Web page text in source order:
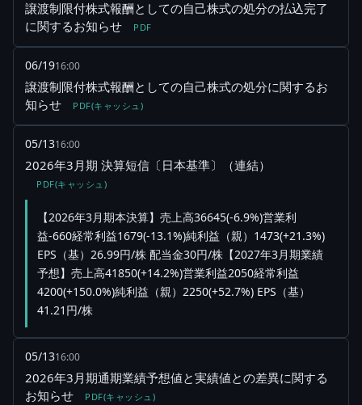
譲渡制限付株式報酬としての自己株式の処分の払込完了
に関するお知らせ
PDF
06/1916:00
譲渡制限付株式報酬としての自己株式の処分に関するお
知らせ
PDF(キャッシュ)
05/1316:00
2026年3月期 決算短信〔日本基準〕（連結）
PDF(キャッシュ)
【2026年3月期本決算】売上高36645(-6.9%)営業利
益-660経常利益1679(-13.1%)純利益（親）1473(+21.3%)
EPS（基）26.99円/株 配当金30円/株【2027年3月期業績
予想】売上高41850(+14.2%)営業利益2050経常利益
4200(+150.0%)純利益（親）2250(+52.7%) EPS（基）
41.21円/株
05/1316:00
2026年3月期通期業績予想値と実績値との差異に関する
お知らせ
PDF(キャッシュ)